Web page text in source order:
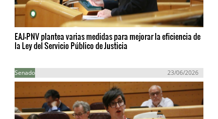
EAJ-PNV plantea varias medidas para mejorar la eficiencia de
la Ley del Servicio Público de Justicia
Senado 23/06/2026